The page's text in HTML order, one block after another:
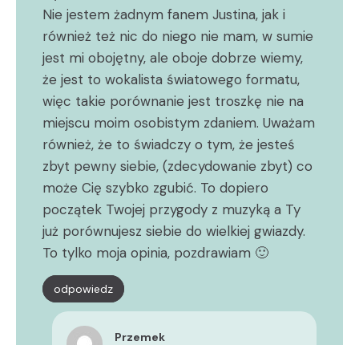
Nie jestem żadnym fanem Justina, jak i
również też nic do niego nie mam, w sumie
jest mi obojętny, ale oboje dobrze wiemy,
że jest to wokalista światowego formatu,
więc takie porównanie jest troszkę nie na
miejscu moim osobistym zdaniem. Uważam
również, że to świadczy o tym, że jesteś
zbyt pewny siebie, (zdecydowanie zbyt) co
może Cię szybko zgubić. To dopiero
początek Twojej przygody z muzyką a Ty
już porównujesz siebie do wielkiej gwiazdy.
To tylko moja opinia, pozdrawiam 🙂
odpowiedz
Przemek